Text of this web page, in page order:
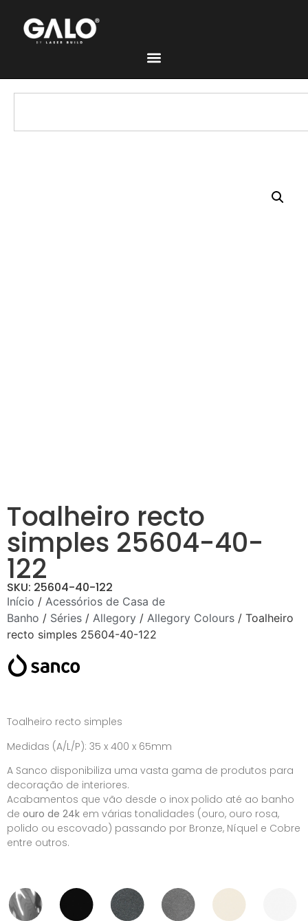
Toalheiro recto
simples 25604-40-
122
SKU: 25604-40-122
Início / Acessórios de Casa de
Banho / Séries / Allegory / Allegory Colours / Toalheiro
recto simples 25604-40-122
Toalheiro recto simples
Medidas (A/L/P): 35 x 400 x 65mm
A Sanco disponibiliza uma vasta gama de produtos para
decoração de interiores.
Acabamentos que vão desde o inox polido até ao banho
de ouro de 24k em várias tonalidades (ouro, ouro rosa,
polido ou escovado) passando por Bronze, Níquel e Cobre
entre outros.